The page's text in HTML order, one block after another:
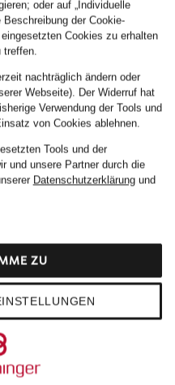
oder auf „Individuelle
der Cookie-
Cookies zu erhalten
treffen.
nachträglich ändern oder
Webseite). Der Widerruf hat
Verwendung der Tools und
von Cookies ablehnen.
Tools und der
und unsere Partner durch die
Datenschutzerklärungund
ZU